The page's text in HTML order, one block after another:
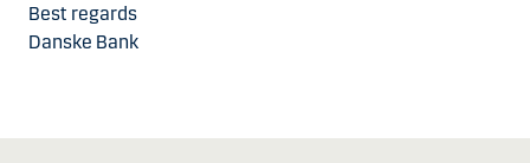
Best regards
Danske Bank